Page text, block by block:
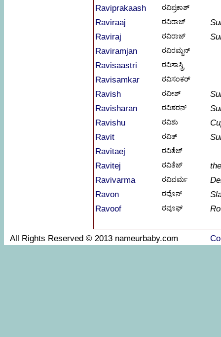
Raviprakaash ರವಿಪ್ರಕಾಶ್
Raviraaj ರವಿರಾಜ್
Raviraj
ರವಿರಾಜ್
Raviramjan
ರವಿರಮ್ಜನ್
Ravisaastri ರವಿಸಾಸ್ತ್ರಿ
Ravisamkar ರವಿಸಂಕರ್
Ravish ರವೀಶ್
Ravisharan
ರವಿಶರನ್
Ravishu
ರವಿಶು
Ravit
ರವಿತ್
Ravitaej
ರವಿತೆಜ್
Ravitej ರವಿತೆಜ್
Ravivarma
ರವಿವರ್ಮ
Ravon
ರವೊನ್
Ravoof
ರವೂಫ್
All Rights Reserved © 2013 nameurbaby.com